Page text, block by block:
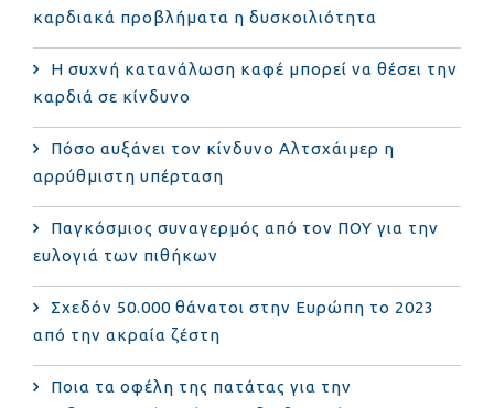
καρδιακά προβλήματα η δυσκοιλιότητα
Η συχνή κατανάλωση καφέ μπορεί να θέσει την
καρδιά σε κίνδυνο
Πόσο αυξάνει τον κίνδυνο Αλτσχάιμερ η
αρρύθμιστη υπέρταση
Παγκόσμιος συναγερμός από τον ΠΟΥ για την
ευλογιά των πιθήκων
Σχεδόν 50.000 θάνατοι στην Ευρώπη το 2023
από την ακραία ζέστη
Ποια τα οφέλη της πατάτας για την